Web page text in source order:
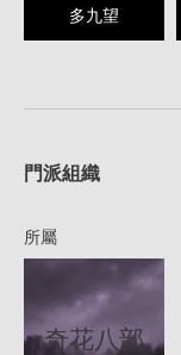
多九望
門派組織
所屬
奇花八部